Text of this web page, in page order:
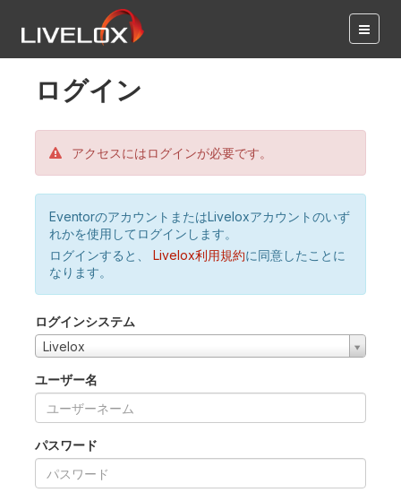
ログイン
アクセスにはログインが必要です。
EventorのアカウントまたはLiveloxアカウントのいず
れかを使用してログインします。
ログインすると、
Livelox利用規約に同意したことに
なります。
ログインシステム
Livelox
ユーザー名
パスワード